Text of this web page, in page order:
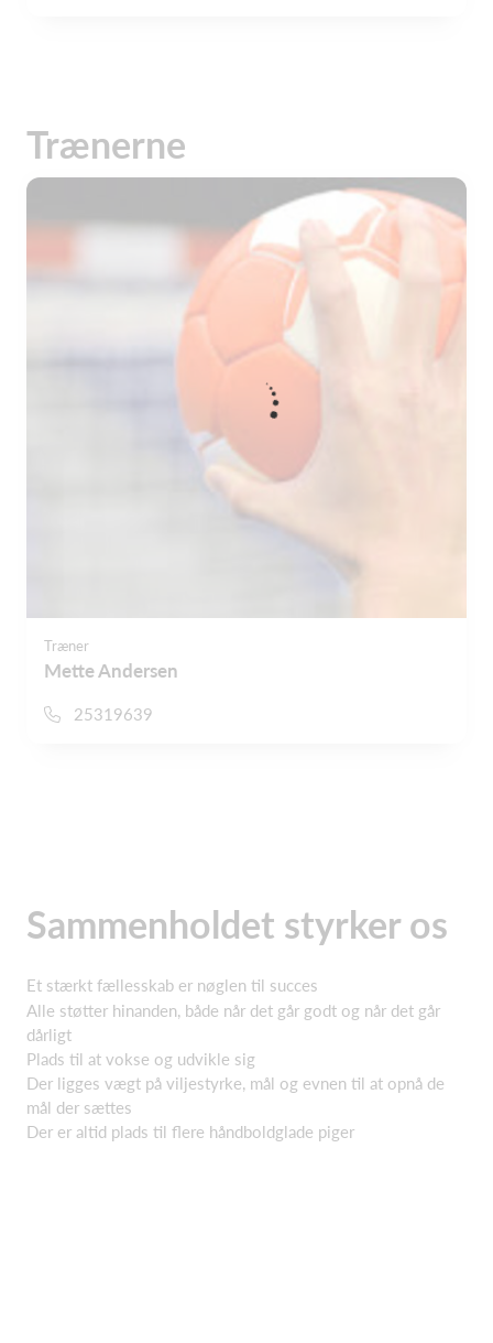
Trænerne
Træner
Mette Andersen
25319639
Sammenholdet styrker os
Et stærkt fællesskab er nøglen til succes
Alle støtter hinanden, både når det går godt og når det går
dårligt
Plads til at vokse og udvikle sig
Der ligges vægt på viljestyrke, mål og evnen til at opnå de
mål der sættes
Der er altid plads til flere håndboldglade piger